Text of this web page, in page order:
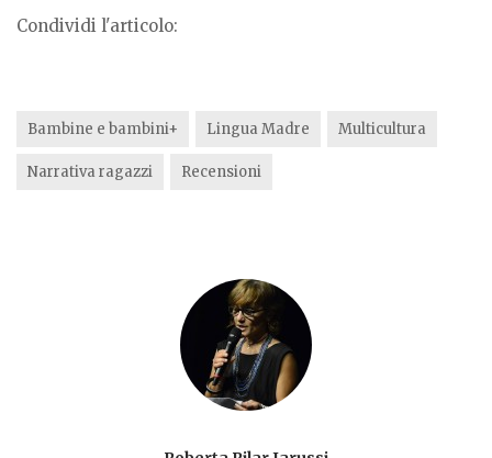
Condividi l'articolo:
Bambine e bambini+ Lingua Madre Multicultura
Narrativa ragazzi Recensioni